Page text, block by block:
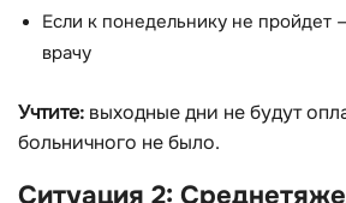
Если к понедельнику не пройдет
врачу
Учтите: выходные дни не будут
больничного не было.
Ситуация 2: